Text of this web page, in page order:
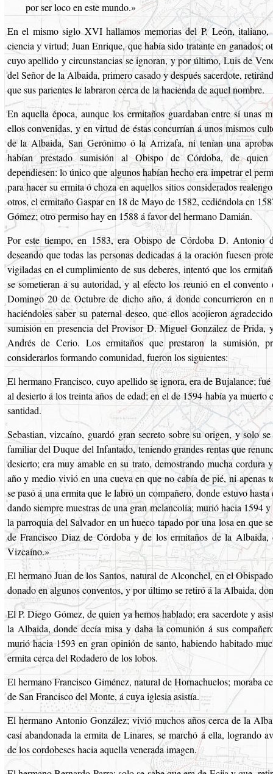
por ser loco en este mundo.»
En el mismo siglo XVI hallamos memorias del P. León, italiano,
ciencia y virtud; Juan Enrique, que había sido tratante en ganados;
cuyo apellido y circunstancias se ignoran, y por último, Luis de
del Señor de la Albaida, primero casado y después sacerdote,
que sus parientes le labraron cerca de la hacienda de aquel nombre.
En aquella época, aunque los ermitaños guardaban entre sí unas
ellos convenidas, y en virtud de éstas concurrían á unos mismos
de la Albaida, San Gerónimo ó la Arrizafa, ni tenían una
habían prestado sumisión al Obispo de Córdoba, de quien
dependiesen: lo único que algunos habían hecho era impetrar el
para hacer su ermita ó choza en aquellos sitios considerados
otros, el ermitaño Gaspar en 18 de Mayo de 1582, cediéndola en
Gómez; otro permiso hay en 1588 á favor del hermano Damián.
Por este tiempo, en 1583, era Obispo de Córdoba D. Antonio
deseando que todas las personas dedicadas á la oración fuesen
vigiladas en el cumplimiento de sus deberes, intentó que los
se sometieran á su autoridad, y al efecto los reunió en el
Domingo 20 de Octubre de dicho año, á donde concurrieron en
haciéndoles saber su paternal deseo, que ellos acojieron
sumisión en presencia del Provisor D. Miguel González de Prida,
Andrés de Cerio. Los ermitaños que prestaron la sumisión,
considerarlos formando comunidad, fueron los siguientes:
El hermano Francisco, cuyo apellido se ignora, era de Bujalance;
al desierto á los treinta años de edad; en el de 1594 había ya muerto
santidad.
Sebastian, vizcaíno, guardó gran secreto sobre su origen, y solo
familiar del Duque del Infantado, teniendo grandes rentas que
desierto; era muy amable en su trato, demostrando mucha cordura
año y medio vivió en una cueva en que no cabía de pié, ni apenas
se pasó á una ermita que le labró un compañero, donde estuvo
dando siempre muestras de una gran melancolía; murió hacia 1594
la parroquia del Salvador en un hueco tapado por una losa en que
de Francisco Diaz de Córdoba y de los ermitaños de la Albaida,
Vizcaíno.»
El hermano Juan de los Santos, natural de Alconchel, en el
donado en algunos conventos, y por último se retiró á la Albaida,
El P. Diego Gómez, de quien ya hemos hablado; era sacerdote y
la Albaida, donde decía misa y daba la comunión á sus
murió hacia 1593 en gran opinión de santo, habiendo habitado
ermita cerca del Rodadero de los lobos.
El hermano Francisco Giménez, natural de Hornachuelos; moraba
de San Francisco del Monte, á cuya iglesia asistía.
El hermano Antonio González; vivió muchos años cerca de la
casi abandonada la ermita de Linares, se marchó á ella, logrando
de los cordobeses hacia aquella venerada imagen.